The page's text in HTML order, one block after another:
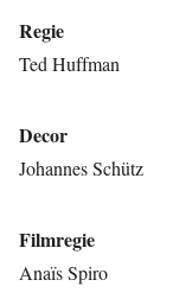
Regie
Ted Huffman
Decor
Johannes Schütz
Filmregie
Anaïs Spiro